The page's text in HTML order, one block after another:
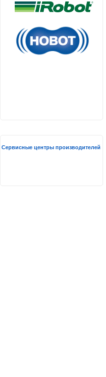
Сервисные центры производителей